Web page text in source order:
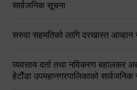
सार्वजनिक सूचना
सरुवा सहमतिको लागि दरखास्त आव्हान
व्यवसाय दर्ता तथा नविकरण बहालकर
हेटौंडा उपमहानगरपालिकाको